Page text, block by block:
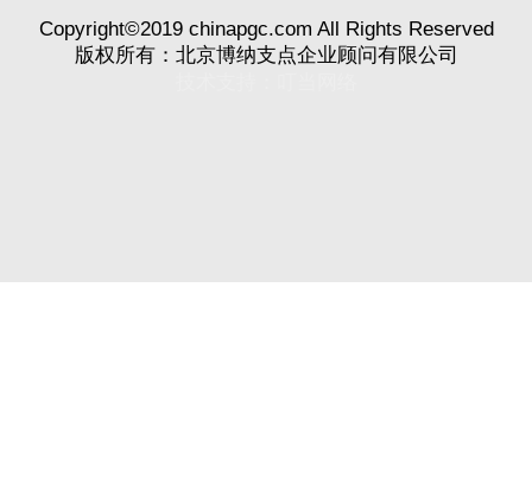
Copyright©2019 chinapgc.com All Rights Reserved
版权所有：北京博纳支点企业顾问有限公司